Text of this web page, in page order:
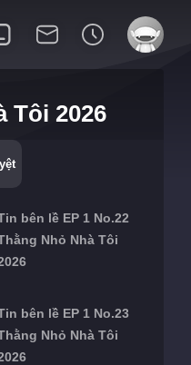
Tôi 2026
bên lề EP 1 No.22
Nhỏ Nhà Tôi
bên lề EP 1 No.23
Nhỏ Nhà Tôi